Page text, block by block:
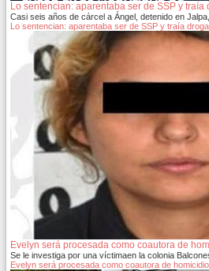
Lo sentencian: aparentaba ser de SSP y traía
Casi seis años de cárcel a Ángel, detenido en
Lo sentencian: aparentaba ser de SSP y traía droga
Evelyn será procesada como coautora de
Se le investiga por una víctimaen la colonia
Evelyn será procesada como coautora de homicidio